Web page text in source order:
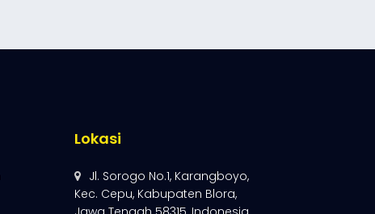
Lokasi
Jl. Sorogo No.1, Karangboyo,
Kec. Cepu, Kabupaten Blora,